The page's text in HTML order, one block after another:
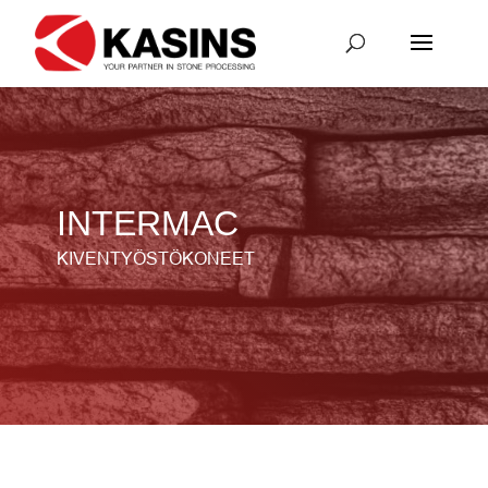
INTERMAC
KIVENTYÖSTÖKONEET